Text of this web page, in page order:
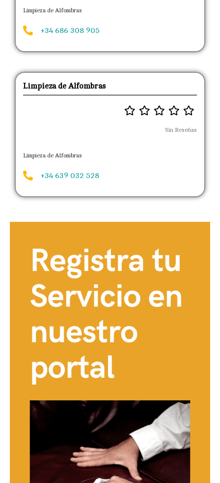
Limpieza de Alfombras
+34 686 308 905
Limpieza de Alfombras
Sin Reseñas
Limpieza de Alfombras
+34 639 032 528